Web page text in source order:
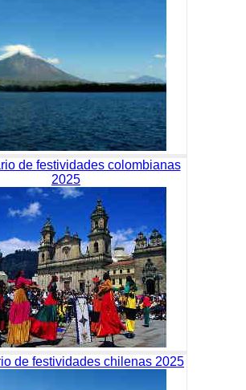
de festividades colombianas
2025
de festividades chilenas 2025